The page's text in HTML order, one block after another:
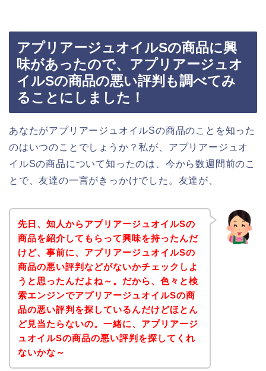
アプリアージュオイルSの商品に興
味があったので、アプリアージュオ
イルSの商品の悪い評判も調べてみ
ることにしました！
あなたがアプリアージュオイルSの商品のことを知った
のはいつのことでしょうか？私が、アプリアージュオ
イルSの商品について知ったのは、今から数週間前のこ
とで、友達の一言がきっかけでした。友達が、
先日、知人からアプリアージュオイルSの
商品を紹介してもらって興味を持ったんだ
けど、事前に、アプリアージュオイルSの
商品の悪い評判などがないかチェックしよ
うと思ったんだよね～。だから、色々と検
索エンジンでアプリアージュオイルSの商
品の悪い評判を探しているんだけどほとん
ど見当たらないの。一緒に、アプリアージ
ュオイルSの商品の悪い評判を探してくれ
ないかな～